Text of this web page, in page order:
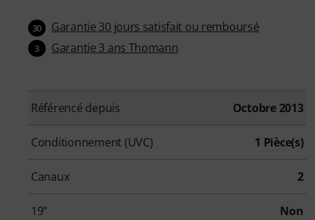
30 Garantie 30 jours satisfait ou remboursé
3 Garantie 3 ans Thomann
Référencé depuis Octobre 2013
Conditionnement (UVC) 1 Pièce(s)
Canaux 2
19" Non